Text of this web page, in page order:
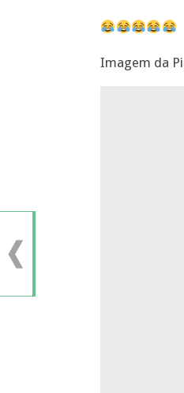
Imagem da